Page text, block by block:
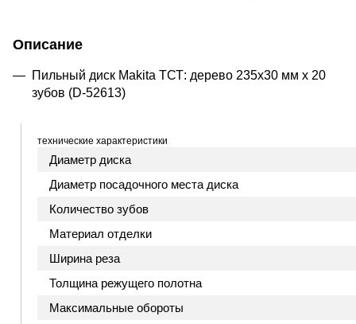
Описание
Пильный диск Makita ТСТ: дерево 235x30 мм x 20
зубов (D-52613)
технические характеристики
Диаметр диска
Диаметр посадочного места диска
Количество зубов
Материал отделки
Ширина реза
Толщина режущего полотна
Максимальные обороты